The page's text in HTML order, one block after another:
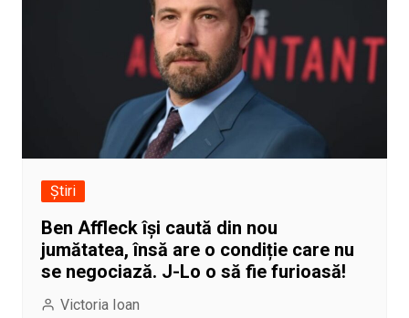
Știri
Ben Affleck își caută din nou
jumătatea, însă are o condiție care nu
se negociază. J-Lo o să fie furioasă!
Victoria Ioan